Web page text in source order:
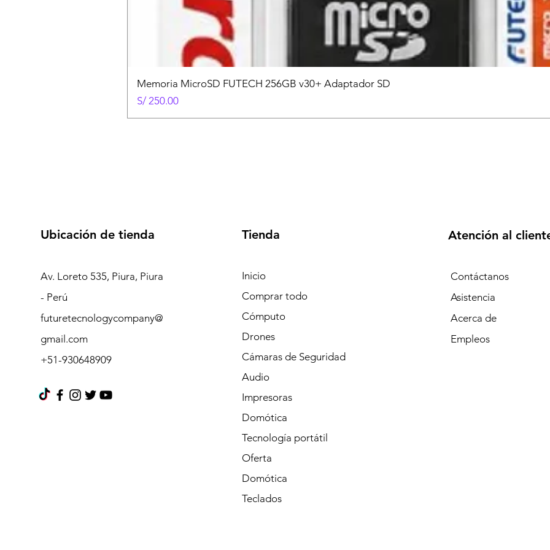
Memoria MicroSD FUTECH 256GB v30+ Adaptador SD
Precio
S/ 250.00
Ubicación de tienda
Av. Loreto 535, Piura, Piura
- Perú
futuretecnologycompany@
gmail.com
+51-930648909
Tienda
Inicio
Comprar todo
Cómputo
Drones
Cámaras de Seguridad
Audio
Impresoras
Domótica
Tecnología portátil
Oferta
Domótica
Teclados
Atención al
Contáctanos
Asistencia
Acerca de
Empleos